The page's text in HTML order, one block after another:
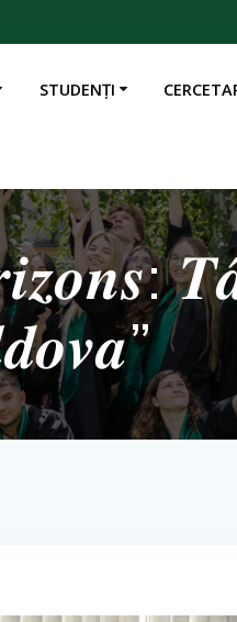
STUDENȚI